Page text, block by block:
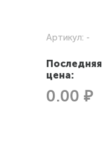
Артикул: -
Последняя
цена:
0.00 ₽